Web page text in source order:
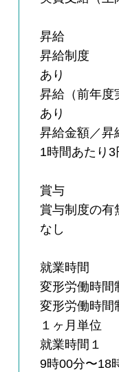
昇給
昇給制度
あり
昇給（前年度
あり
昇給金額／昇
1時間あたり3
賞与
賞与制度の有
なし
就業時間
変形労働時間
変形労働時間
１ヶ月単位
就業時間１
9時00分〜18